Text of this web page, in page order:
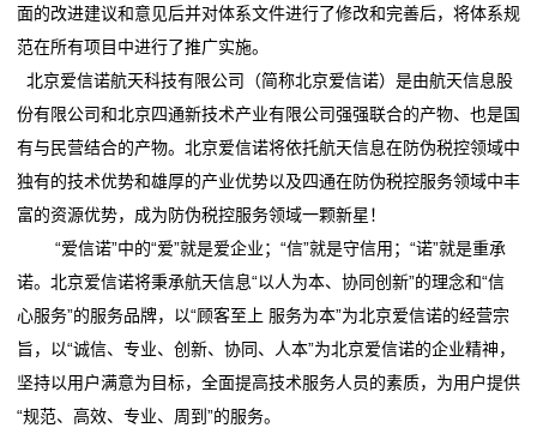
面的改进建议和意见后并对体系文件进行了修改和完善后，将体系规
范在所有项目中进行了推广实施。
北京爱信诺航天科技有限公司（简称北京爱信诺）是由航天信息股
份有限公司和北京四通新技术产业有限公司强强联合的产物、也是国
有与民营结合的产物。北京爱信诺将依托航天信息在防伪税控领域中
独有的技术优势和雄厚的产业优势以及四通在防伪税控服务领域中丰
富的资源优势，成为防伪税控服务领域一颗新星！
“爱信诺”中的“爱”就是爱企业；“信”就是守信用；“诺”就是重承
诺。北京爱信诺将秉承航天信息“以人为本、协同创新”的理念和“信
心服务”的服务品牌，以“顾客至上 服务为本”为北京爱信诺的经营宗
旨，以“诚信、专业、创新、协同、人本”为北京爱信诺的企业精神，
坚持以用户满意为目标，全面提高技术服务人员的素质，为用户提供
“规范、高效、专业、周到”的服务。